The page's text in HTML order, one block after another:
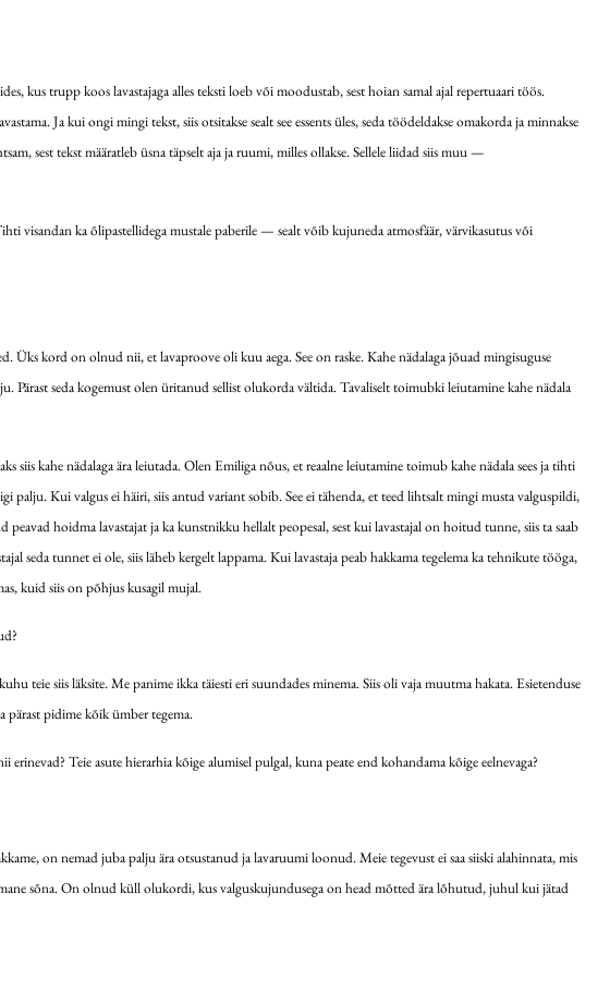
kus trupp koos lavastajaga alles teksti loeb või moodustab, sest hoian samal ajal repertuaari töös.
Ja kui ongi mingi tekst, siis otsitakse sealt see essents üles, seda töödeldakse omakorda ja minnakse
sest tekst määratleb üsna täpselt aja ja ruumi, milles ollakse. Sellele liidad siis muu —
visandan ka õlipastellidega mustale paberile — sealt võib kujuneda atmosfäär, värvikasutus või
Üks kord on olnud nii, et lavaproove oli kuu aega. See on raske. Kahe nädalaga jõuad mingisuguse
Pärast seda kogemust olen üritanud sellist olukorda vältida. Tavaliselt toimubki leiutamine kahe nädala
siis kahe nädalaga ära leiutada. Olen Emiliga nõus, et reaalne leiutamine toimub kahe nädala sees ja tihti
Kui valgus ei häiri, siis antud variant sobib. See ei tähenda, et teed lihtsalt mingi musta valguspildi,
hoidma lavastajat ja ka kunstnikku hellalt peopesal, sest kui lavastajal on hoitud tunne, siis ta saab
seda tunnet ei ole, siis läheb kergelt lappama. Kui lavastaja peab hakkama tegelema ka tehnikute tööga,
kuid siis on põhjus kusagil mujal.
teie siis läksite. Me panime ikka täiesti eri suundades minema. Siis oli vaja muutma hakata. Esietenduse
pärast pidime kõik ümber tegema.
Teie asute hierarhia kõige alumisel pulgal, kuna peate end kohandama kõige eelnevaga?
on nemad juba palju ära otsustanud ja lavaruumi loonud. Meie tegevust ei saa siiski alahinnata, mis
sõna. On olnud küll olukordi, kus valguskujundusega on head mõtted ära lõhutud, juhul kui jätad